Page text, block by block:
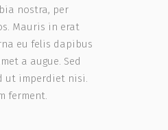
nostra, per
Mauris in erat
eu felis dapibus
a augue. Sed
ut imperdiet nisi.
ferment.